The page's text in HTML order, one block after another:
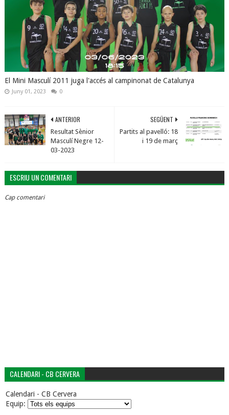
El Mini Masculí 2011 juga l'accés al campinonat de Catalunya
Juny 01, 2023 0
SEGÜENT
Partits al pavelló: 18
i 19 de març
ANTERIOR
Resultat Sènior
Masculí Negre 12-
03-2023
ESCRIU UN COMENTARI
Cap comentari
CALENDARI - CB CERVERA
Calendari - CB Cervera
Equip: